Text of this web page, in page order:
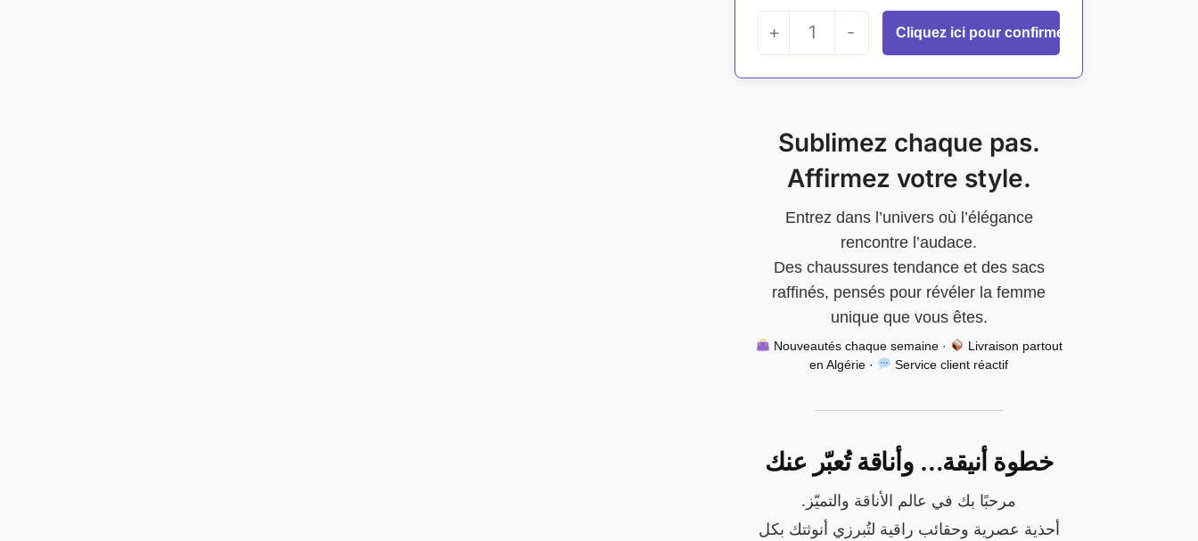
+ 1 -
Sublimez chaque pas.
Affirmez votre style.
Entrez dans l’univers où l’élégance
rencontre l’audace.
Des chaussures tendance et des sacs
raffinés, pensés pour révéler la femme
unique que vous êtes.
Nouveautés chaque semaine ·
Livraison partout
en Algérie ·
Service client réactif
خطوة أنيقة… وأناقة تُعبّر عنك
مرحبًا بك في عالم الأناقة والتميّز.
أحذية عصرية وحقائب راقية لتُبرزي أنوثتك بكل